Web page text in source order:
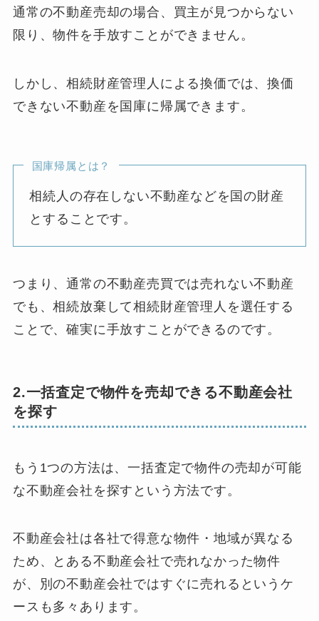
通常の不動産売却の場合、買主が見つからない
限り、物件を手放すことができません。
しかし、相続財産管理人による換価では、換価
できない不動産を国庫に帰属できます。
国庫帰属とは？
相続人の存在しない不動産などを国の財産
とすることです。
つまり、通常の不動産売買では売れない不動産
でも、相続放棄して相続財産管理人を選任する
ことで、確実に手放すことができるのです。
2.一括査定で物件を売却できる不動産会社
を探す
もう1つの方法は、一括査定で物件の売却が可能
な不動産会社を探すという方法です。
不動産会社は各社で得意な物件・地域が異なる
ため、とある不動産会社で売れなかった物件
が、別の不動産会社ではすぐに売れるというケ
ースも多々あります。